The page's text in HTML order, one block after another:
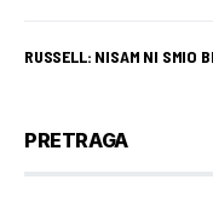
RUSSELL: NISAM NI SMIO
PRETRAGA